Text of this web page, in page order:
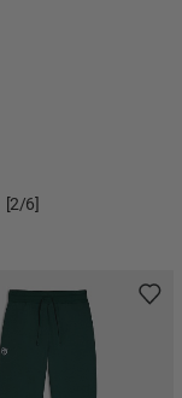
[2/6]